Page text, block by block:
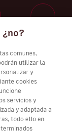
¿no?
comunes,
utilizar la
y
cookies
servicios y
y adaptada a
todo ello en